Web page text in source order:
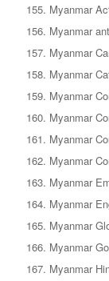
Myanmar
Myanmar
Myanmar
Myanmar
Myanmar
Myanmar
Myanmar
Myanmar
Myanmar
Myanmar
Myanmar
Myanmar
Myanmar